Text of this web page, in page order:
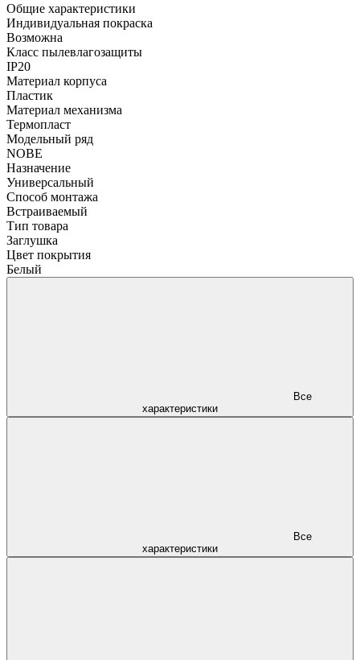
Общие характеристики
Индивидуальная покраска
Возможна
Класс пылевлагозащиты
IP20
Материал корпуса
Пластик
Материал механизма
Термопласт
Модельный ряд
NOBE
Назначение
Универсальный
Способ монтажа
Встраиваемый
Тип товара
Заглушка
Цвет покрытия
Белый
характеристики
характеристики